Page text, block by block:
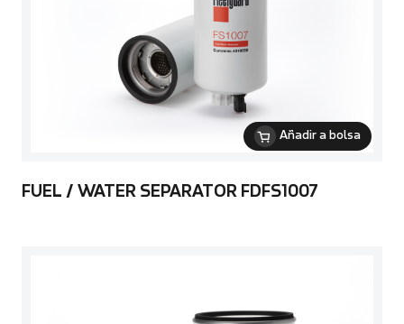
Añadir a bolsa
FUEL / WATER SEPARATOR FDFS1007